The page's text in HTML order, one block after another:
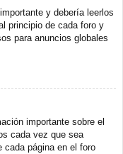
y debería leerlos
principio de cada foro y
para anuncios globales
importante sobre el
cada vez que sea
cada página en el foro